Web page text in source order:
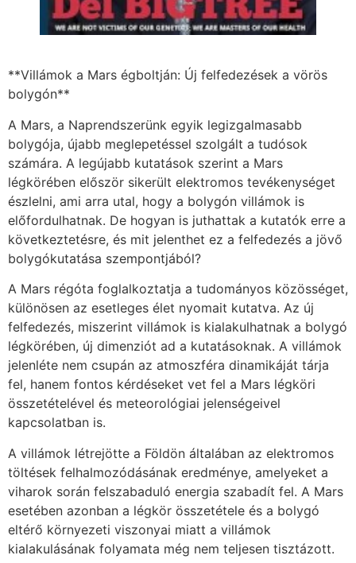
**Villámok a Mars égboltján: Új felfedezések a vörös
bolygón**
A Mars, a Naprendszerünk egyik legizgalmasabb
bolygója, újabb meglepetéssel szolgált a tudósok
számára. A legújabb kutatások szerint a Mars
légkörében először sikerült elektromos tevékenységet
észlelni, ami arra utal, hogy a bolygón villámok is
előfordulhatnak. De hogyan is juthattak a kutatók erre a
következtetésre, és mit jelenthet ez a felfedezés a jövő
bolygókutatása szempontjából?
A Mars régóta foglalkoztatja a tudományos közösséget,
különösen az esetleges élet nyomait kutatva. Az új
felfedezés, miszerint villámok is kialakulhatnak a bolygó
légkörében, új dimenziót ad a kutatásoknak. A villámok
jelenléte nem csupán az atmoszféra dinamikáját tárja
fel, hanem fontos kérdéseket vet fel a Mars légköri
összetételével és meteorológiai jelenségeivel
kapcsolatban is.
A villámok létrejötte a Földön általában az elektromos
töltések felhalmozódásának eredménye, amelyeket a
viharok során felszabaduló energia szabadít fel. A Mars
esetében azonban a légkör összetétele és a bolygó
eltérő környezeti viszonyai miatt a villámok
kialakulásának folyamata még nem teljesen tisztázott.